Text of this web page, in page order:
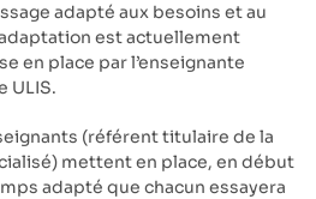
adapté aux besoins et au
est actuellement
en place par l’enseignante
ULIS.
(référent titulaire de la
mettent en place, en début
adapté que chacun essayera